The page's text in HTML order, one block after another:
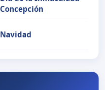
Concepción
Navidad